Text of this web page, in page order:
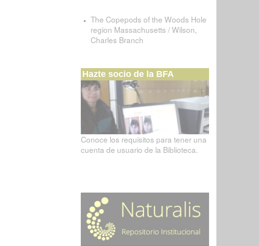
The Copepods of the Woods Hole
region Massachusetts / Wilson,
Charles Branch
Hazte socio de la BFA
Conoce los requisitos para tener una
cuenta de usuario de la Biblioteca.